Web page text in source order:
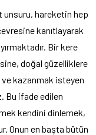
unsuru, hareketin hep
kanıtlayarak
Bir kere
doğal güzelliklere
ve kazanmak isteyen
Bu ifade edilen
kendini dinlemek,
Onun en başta bütün